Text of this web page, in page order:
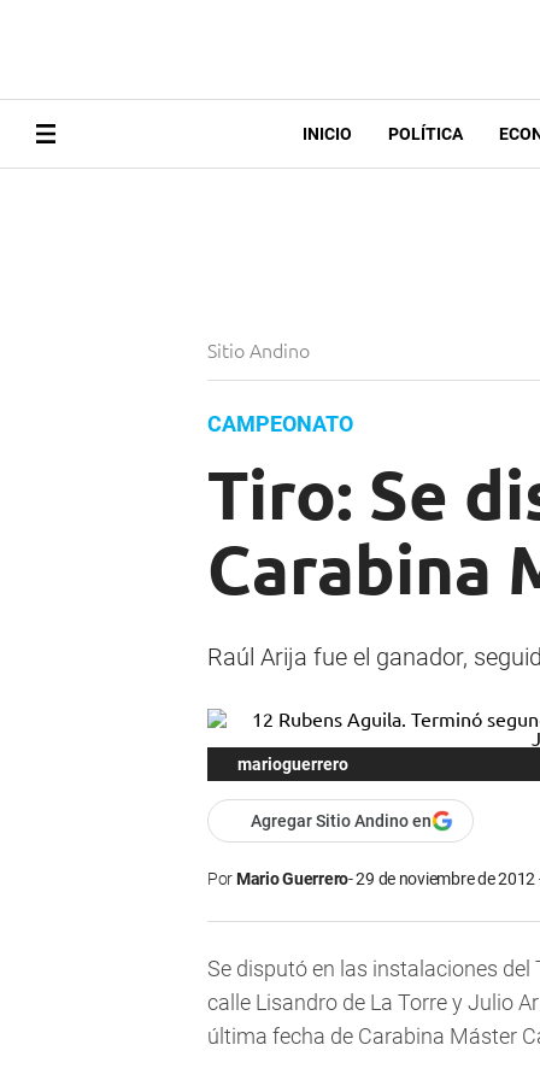
INICIO POLÍTICA
Sitio Andino
CAMPEONATO
Tiro: Se
Carabina
Raúl Arija fue el ganador,
marioguerrero
Agregar Sitio Andino en
PorMario Guerrero 29 de noviembre de 2012
Se disputó en las instalaciones del
calle Lisandro de La Torre y Julio
última fecha de Carabina Máster